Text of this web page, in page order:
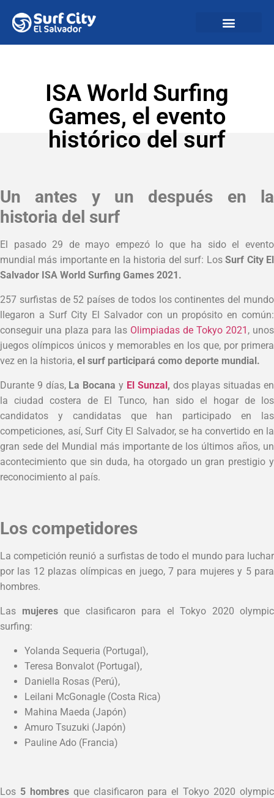
ISA World Surfing
Games, el evento
histórico del surf
Un antes y un después en la
historia del surf
El pasado 29 de mayo empezó lo que ha sido el evento
mundial más importante en la historia del surf: LosSurf City El
Salvador ISA World Surfing Games 2021.
257 surfistas de 52 países de todos los continentes del mundo
llegaron a Surf City El Salvador con un propósito en común:
conseguir una plaza para las Olimpiadas de Tokyo 2021 , unos
juegos olímpicos únicos y memorables en los que, por primera
vez en la historia, el surf participará como deporte mundial.
Durante 9 días, La Bocanay El Sunzal, dos playas situadas en
la ciudad costera de El Tunco, han sido el hogar de los
candidatos y candidatas que han participado en las
competiciones, así, Surf City El Salvador, se ha convertido en la
gran sede del Mundial más importante de los últimos años, un
acontecimiento que sin duda, ha otorgado un gran prestigio y
reconocimiento al país.
Los competidores
La competición reunió a surfistas de todo el mundo para luchar
por las 12 plazas olímpicas en juego, 7 para mujeres y 5 para
hombres.
Las mujeresque clasificaron para el Tokyo 2020 olympic
surfing:
Yolanda Sequeria (Portugal),
Teresa Bonvalot (Portugal),
Daniella Rosas (Perú),
Leilani McGonagle (Costa Rica)
Mahina Maeda (Japón)
Amuro Tsuzuki (Japón)
Pauline Ado (Francia)
Los 5 hombresque clasificaron para el Tokyo 2020 olympic